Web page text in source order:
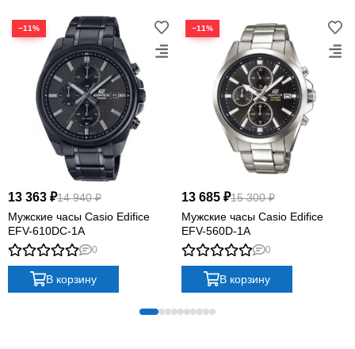
−11%
13 363 ₽14 940 ₽
Мужские часы Casio Edifice
EFV-610DC-1A
0
В корзину
−11%
13 685 ₽15 300 ₽
Мужские часы Casio Edifice
EFV-560D-1A
0
В корзину